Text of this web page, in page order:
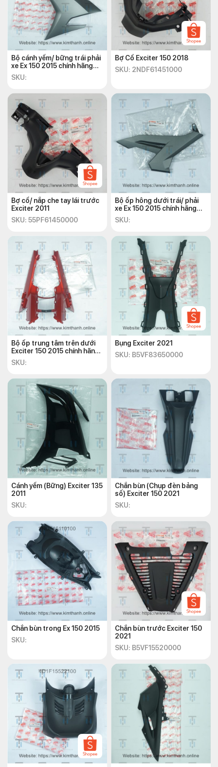
Bộ cánh yếm/ bững trái phải
xe Ex 150 2015 chính hãng
Yamaha
SKU:
Bợ Cổ Exciter 150 2018
SKU: 2NDF61451000
Bợ cổ/ nắp che tay lái trước
Exciter 2011
SKU: 55PF61450000
Bộ ốp hông dưới trái/ phải
xe Ex 150 2015 chính hãng
Yamaha
SKU:
Bộ ốp trung tâm trên dưới
Exciter 150 2015 chính hãng
Yamaha
SKU:
Bụng Exciter 2021
SKU: B5VF83650000
Cánh yếm (Bững) Exciter 135
2011
SKU:
Chắn bùn (Chụp đèn bảng
số) Exciter 150 2021
SKU:
Chắn bùn trong Ex 150 2015
SKU:
Chắn bùn trước Exciter 150
2021
SKU: B5VF15520000